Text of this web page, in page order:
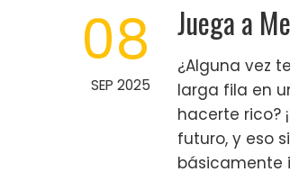
08
SEP 2025
Juega a
¿Alguna vez
larga fila en
hacerte rico?
futuro, y eso
básicamente